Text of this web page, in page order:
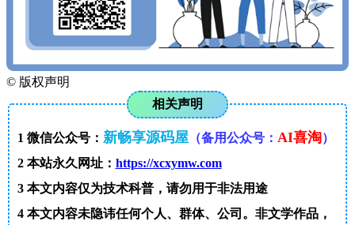
© 版权声明
相关声明
1 微信公众号： 新畅享源码屋（备用公众号： AI喜淘）
2本站永久网址： https://xcxymw.com
3本文内容仅为技术科普，请勿用于非法用途
4本文内容未隐讳任何个人、群体、公司。非文学作品，